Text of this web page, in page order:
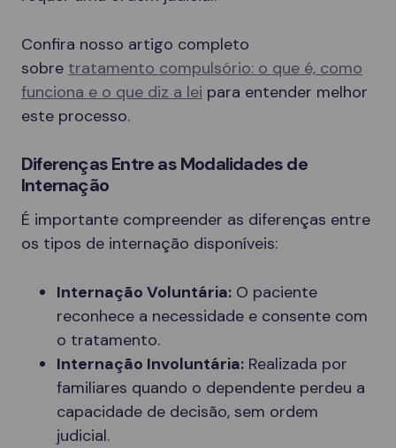
Confira nosso artigo completo
sobre tratamento compulsório: o que é, como
funciona e o que diz a lei para entender melhor
este processo.
Diferenças Entre as Modalidades de
Internação
É importante compreender as diferenças entre
os tipos de internação disponíveis:
Internação Voluntária: O paciente
reconhece a necessidade e consente com
o tratamento.
Internação Involuntária: Realizada por
familiares quando o dependente perdeu a
capacidade de decisão, sem ordem
judicial.